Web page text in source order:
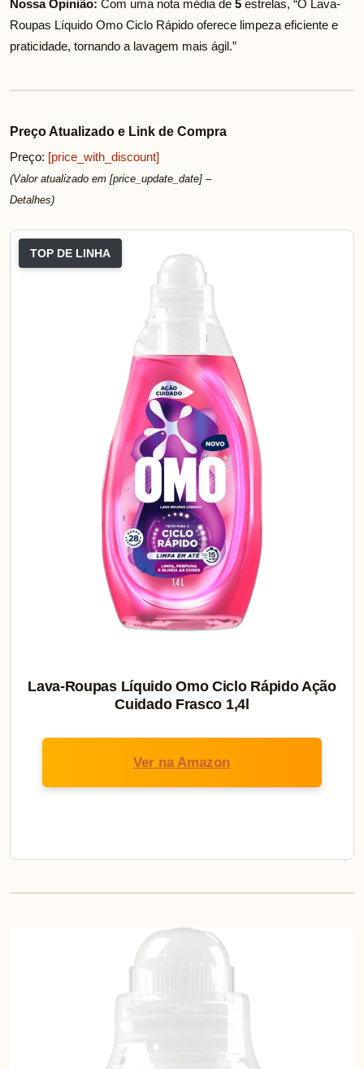
Nossa Opinião: Com uma nota média de 5 estrelas, “O Lava-
Roupas Líquido Omo Ciclo Rápido oferece limpeza eficiente e
praticidade, tornando a lavagem mais ágil.”
Preço Atualizado e Link de Compra
Preço: [price_with_discount]
(Valor atualizado em [price_update_date] –
Detalhes)
TOP DE LINHA
Lava-Roupas Líquido Omo Ciclo Rápido Ação
Cuidado Frasco 1,4l
Ver na Amazon